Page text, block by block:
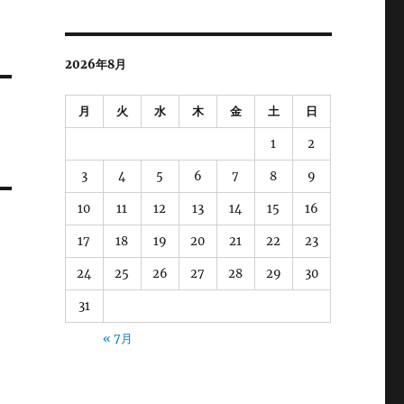
2026年8月
月 火 水 木 金 土 日
1 2
3 4 5 6 7 8 9
10 11 12 13 14 15 16
17 18 19 20 21 22 23
24 25 26 27 28 29 30
31
« 7月